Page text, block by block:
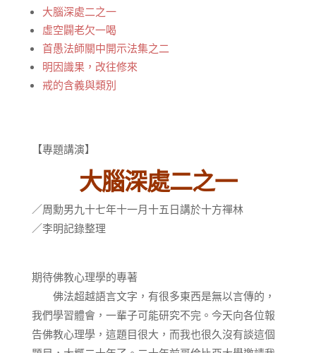
大腦深處二之一
虛空闢老欠一喝
首愚法師關中開示法集之二
明因識果，改往修來
戒的含義與類別
【專題講演】
大腦深處二之一
／周勳男九十七年十一月十五日講於十方禪林
／李明記錄整理
期待佛教心理學的專著
佛法超越語言文字，有很多東西是無以言傳的，
我們學習體會，一輩子可能研究不完。今天向各位報
告佛教心理學，這題目很大，而我也很久沒有談這個